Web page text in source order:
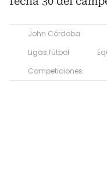
John Córdoba
Ligas fútbol
Competiciones